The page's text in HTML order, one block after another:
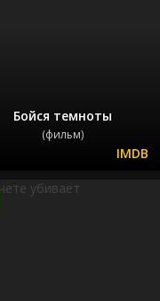
Бойся темноты
(фильм)